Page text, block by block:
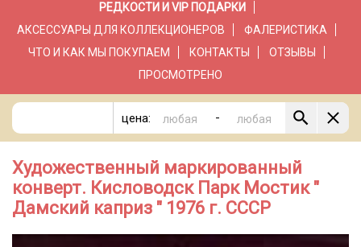
РЕДКОСТИ И VIP ПОДАРКИ
АКСЕССУАРЫ ДЛЯ КОЛЛЕКЦИОНЕРОВ
ФАЛЕРИСТИКА
ЧТО И КАК МЫ ПОКУПАЕМ
КОНТАКТЫ
ОТЗЫВЫ
ПРОСМОТРЕНО
цена: -
Художественный маркированный
конверт. Кисловодск Парк Мостик "
Дамский каприз " 1976 г. СССР